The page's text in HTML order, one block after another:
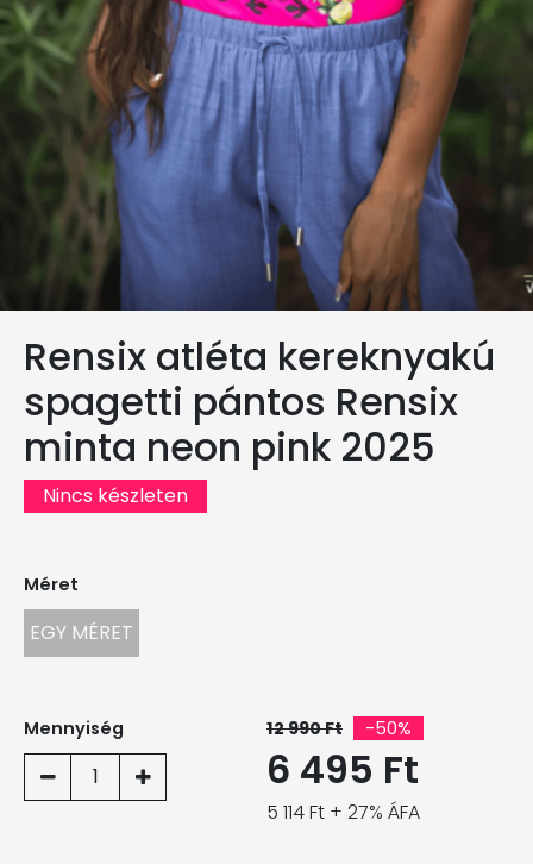
Rensix atléta kereknyakú
spagetti pántos Rensix
minta neon pink 2025
Nincs készleten
Méret
EGY MÉRET
Mennyiség
1
12 990 Ft -50%
6 495 Ft
5 114 Ft + 27% ÁFA